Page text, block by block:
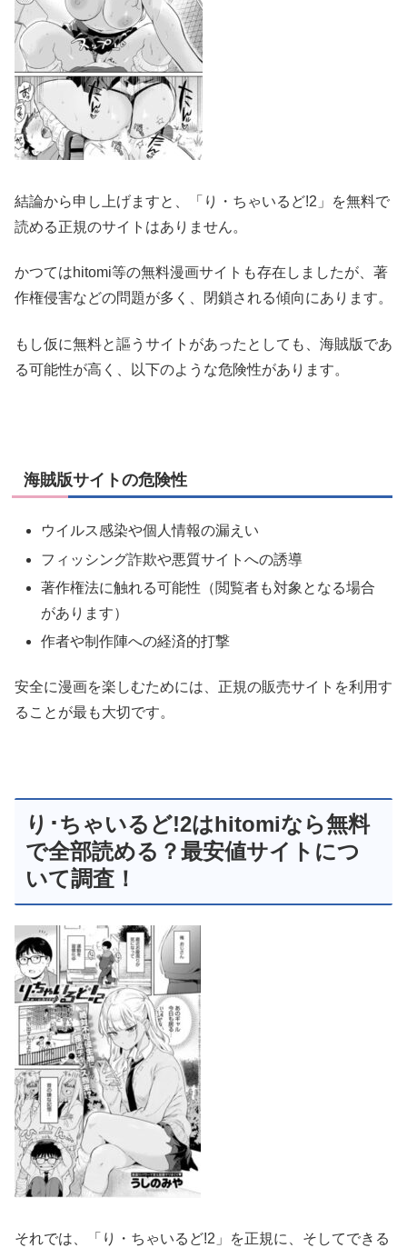
結論から申し上げますと、「り・ちゃいるど!2」を無料で
読める正規のサイトはありません。
かつてはhitomi等の無料漫画サイトも存在しましたが、著
作権侵害などの問題が多く、閉鎖される傾向にあります。
もし仮に無料と謳うサイトがあったとしても、海賊版であ
る可能性が高く、以下のような危険性があります。
海賊版サイトの危険性
ウイルス感染や個人情報の漏えい
フィッシング詐欺や悪質サイトへの誘導
著作権法に触れる可能性（閲覧者も対象となる場合
があります）
作者や制作陣への経済的打撃
安全に漫画を楽しむためには、正規の販売サイトを利用す
ることが最も大切です。
り･ちゃいるど!2はhitomiなら無料
で全部読める？最安値サイトにつ
いて調査！
それでは、「り・ちゃいるど!2」を正規に、そしてできる